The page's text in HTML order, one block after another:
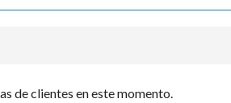
de clientes en este momento.